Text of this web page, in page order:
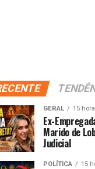
GERAL 15
Ex-
Marido de
Judicial
POLÍTICA 15